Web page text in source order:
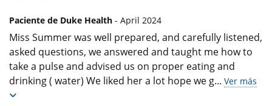
Paciente de Duke Health - April 2024
Miss Summer was well prepared, and carefully listened,
asked questions, we answered and taught me how to
take a pulse and advised us on proper eating and
drinking ( water) We liked her a lot hope we g... Ver más